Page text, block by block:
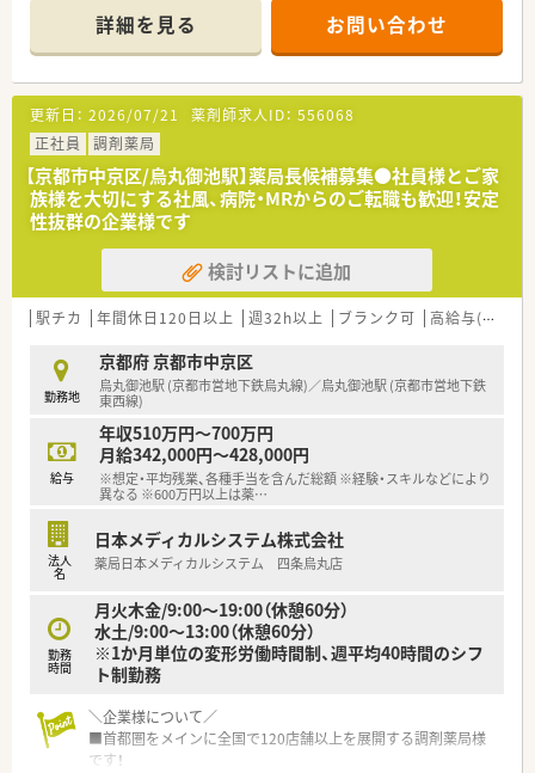
■研修制度は様々なプランがあり、集合研修だけでなく任意で受
講可能な研修も幅広く用意されています
■店舗で活躍する従業員、社外で活躍する従業員、将来経営幹部
となる従業員など、薬剤師として様々な活躍ができるフィールド
を用意されています
■総合薬剤師・調剤薬剤師（土日休み・19時までの勤務）どちらか
の働き方を選択できます
■調剤併設型だけでなく「医療モール・クリニック併設店舗」「敷
地内薬局」「訪問調剤特化型店舗」など様々な店舗を運営してい
ます
■在宅医療にも積極的取り組んでおり「訪問調剤特化型店舗」を
50店舗以上、無菌調剤室は業界最多の51店舗設置しています
■「プラチナくるみん認定企業」「健康経営優良法人2023（大規模
法人部門）認定」等を取得し一人ひとりが働きやすい環境が整備
されています
があるのも特徴です
詳細を見る お問い合わせ
更新日： 2026/07/21 薬剤師求人ID： 556068
正社員
調剤薬局
【京都市中京区/烏丸御池駅】薬局長候補募集●社員様とご家
族様を大切にする社風、病院・MRからのご転職も歓迎！安定
性抜群の企業様です
検討リストに追加
駅チカ 年間休日120日以上 週32h以上 ブランク可 高給与(600万円以上)
勤務地
京都府 京都市中京区
烏丸御池駅 (京都市営地下鉄烏丸線)／烏丸御池駅 (京都市営地下鉄
東西線)
給与
年収510万円～700万円
月給342,000円～428,000円
※想定・平均残業、各種手当を含んだ総額 ※経験・スキルなどにより
異なる ※600万円以上は薬…
法人
名
日本メディカルシステム株式会社
薬局日本メディカルシステム 四条烏丸店
勤務
時間
月火木金/9:00～19:00（休憩60分）
水土/9:00～13:00（休憩60分）
※1か月単位の変形労働時間制、週平均40時間のシフ
ト制勤務
＼企業様について／
■首都圏をメインに全国で120店舗以上を展開する調剤薬局様
です！